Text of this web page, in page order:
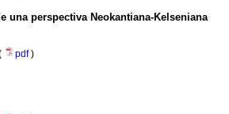
una perspectiva Neokantiana-Kelseniana
pdf)